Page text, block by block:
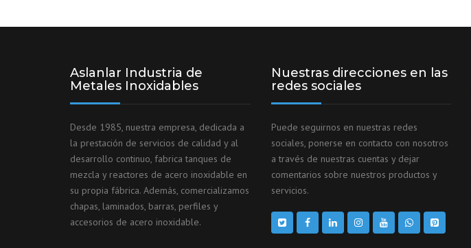
Aslanlar Industria de
Metales Inoxidables
Desde 1985, nuestra empresa, dedicada a
la prestación de servicios de calidad y al
desarrollo continuo, fabrica tanques de
mezcla y reactores de acero inoxidable en
su propia fábrica. Además, comercializamos
chapas, laminados, barras, perfiles y
accesorios de acero inoxidable.
Nuestras direcciones en las
redes sociales
Puede seguirnos en nuestras redes
sociales, ponerse en contacto con nosotros
a través de nuestras cuentas y dejar
comentarios sobre nuestros productos y
servicios.